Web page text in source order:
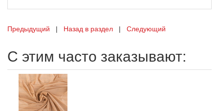
Предыдущий | Назад в раздел | Следующий
С этим часто заказывают: